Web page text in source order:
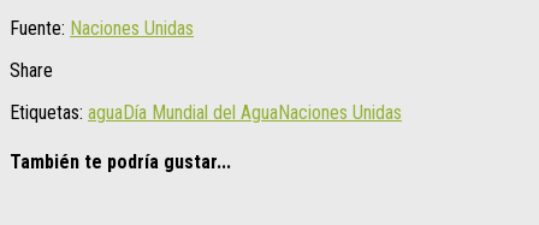
Fuente: Naciones Unidas
Share
Etiquetas: aguaDía Mundial del AguaNaciones Unidas
También te podría gustar...